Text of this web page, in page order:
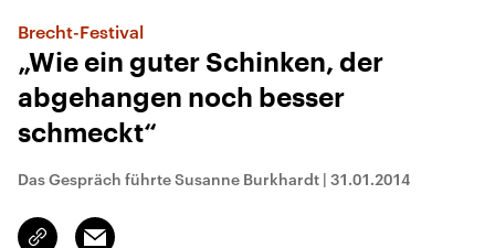
Brecht-Festival
„Wie ein guter Schinken, der
abgehangen noch besser
schmeckt“
Das Gespräch führte Susanne Burkhardt | 31.01.2014
Link
Email